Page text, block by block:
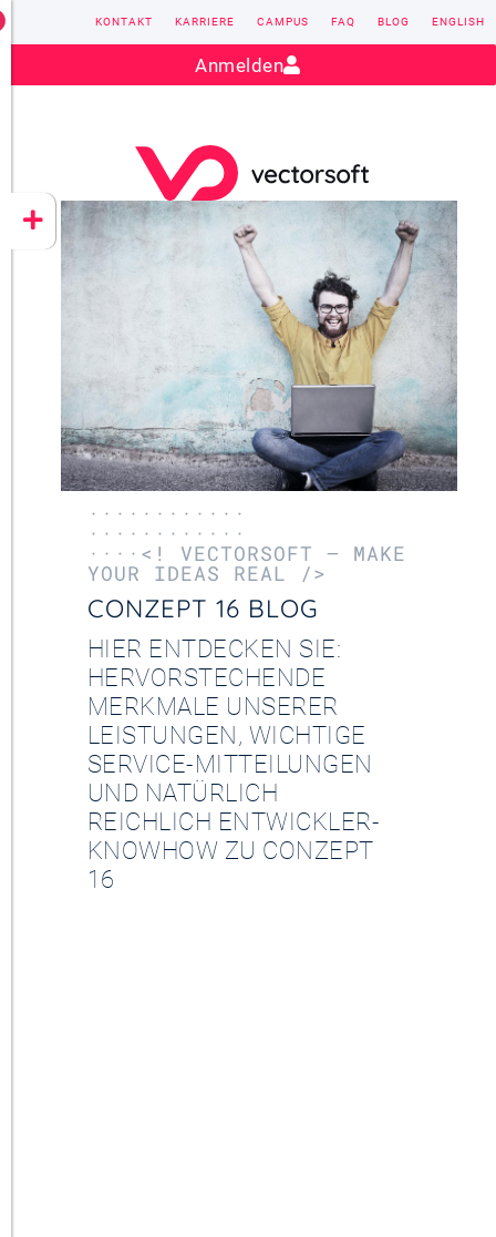
CONZEPT 16
YEET
Kontakt:sales@vectorsoft.de
KONTAKT KARRIERE CAMPUS FAQ BLOG ENGLISH
Anmelden
············
············
····<! VECTORSOFT – MAKE
YOUR IDEAS REAL />
CONZEPT 16 BLOG
HIER ENTDECKEN SIE:
HERVORSTECHENDE
MERKMALE UNSERER
LEISTUNGEN, WICHTIGE
SERVICE-MITTEILUNGEN
UND NATÜRLICH
REICHLICH ENTWICKLER-
KNOWHOW ZU CONZEPT
16